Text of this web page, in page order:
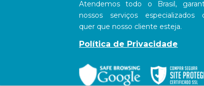
Atendemos todo o Brasil,
nossos serviços especializados
quer que nosso cliente esteja.
Política de Privacidade